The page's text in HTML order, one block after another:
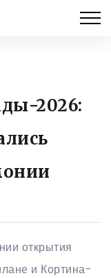
2026:
открытия
и Кортина-